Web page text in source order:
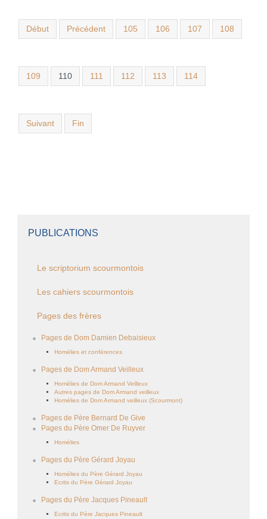
Début Précédent 105 106 107 108
109 110 111 112 113 114
Suivant Fin
PUBLICATIONS
Le scriptorium scourmontois
Les cahiers scourmontois
Pages des frères
Pages de Dom Damien Debaisieux
Homélies et conférences
Pages de Dom Armand Veilleux
Homélies de Dom Armand Veilleux
Autres pages de Dom Armand veilleux
Homélies de Dom Armand veilleux (Scourmont)
Pages de Père Bernard De Give
Pages du Père Omer De Ruyver
Homélies
Pages du Père Gérard Joyau
Homélies du Père Gérard Joyau
Ecrits du Père Gérard Joyau
Pages du Père Jacques Pineault
Ecrits du Père Jacques Pineault